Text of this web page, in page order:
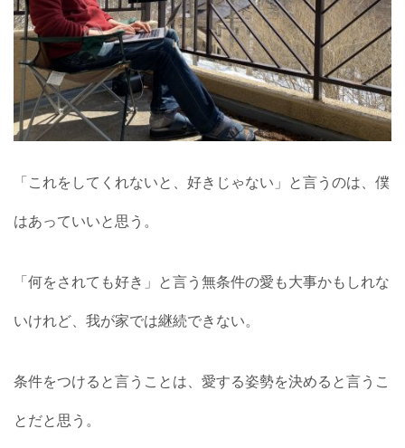
「これをしてくれないと、好きじゃない」と言うのは、僕
はあっていいと思う。
「何をされても好き」と言う無条件の愛も大事かもしれな
いけれど、我が家では継続できない。
条件をつけると言うことは、愛する姿勢を決めると言うこ
とだと思う。